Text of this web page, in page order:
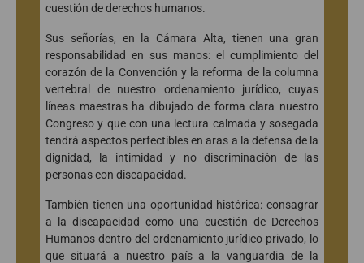
cuestión de derechos humanos.
Sus señorías, en la Cámara Alta, tienen una gran
responsabilidad en sus manos: el cumplimiento del
corazón de la Convención y la reforma de la columna
vertebral de nuestro ordenamiento jurídico, cuyas
líneas maestras ha dibujado de forma clara nuestro
Congreso y que con una lectura calmada y sosegada
tendrá aspectos perfectibles en aras a la defensa de la
dignidad, la intimidad y no discriminación de las
personas con discapacidad.
También tienen una oportunidad histórica: consagrar
a la discapacidad como una cuestión de Derechos
Humanos dentro del ordenamiento jurídico privado, lo
que situará a nuestro país a la vanguardia de la